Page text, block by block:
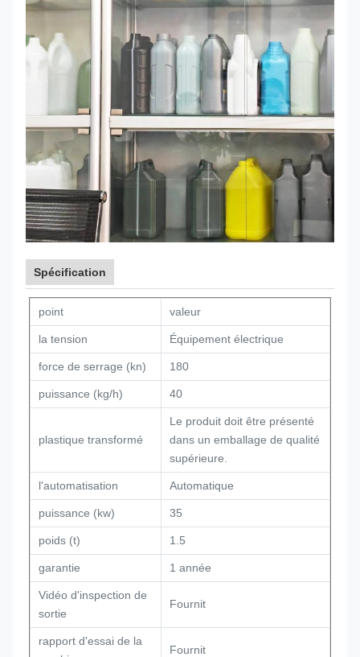
Spécification
point valeur
la tension Équipement électrique
force de serrage (kn) 180
puissance (kg/h) 40
plastique transformé
Le produit doit être présenté
dans un emballage de qualité
supérieure.
l'automatisation Automatique
puissance (kw) 35
poids (t) 1.5
garantie 1 année
Vidéo d'inspection de
sortie
Fournit
rapport d'essai de la
Fournit